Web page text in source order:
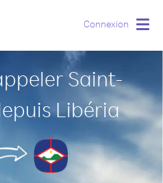
Connexion
Saint-
Libéria